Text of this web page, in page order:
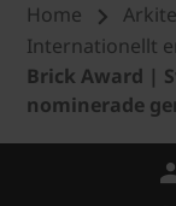
Home
Internationellt
Brick Award |
nominerade